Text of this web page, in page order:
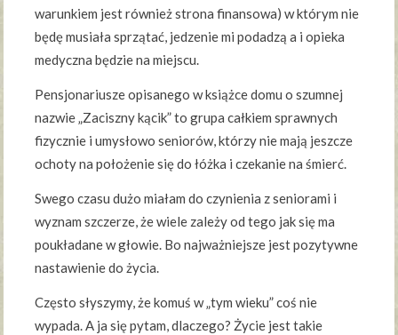
warunkiem jest również strona finansowa) w którym nie
będę musiała sprzątać, jedzenie mi podadzą a i opieka
medyczna będzie na miejscu.
Pensjonariusze opisanego w książce domu o szumnej
nazwie „Zaciszny kącik” to grupa całkiem sprawnych
fizycznie i umysłowo seniorów, którzy nie mają jeszcze
ochoty na położenie się do łóżka i czekanie na śmierć.
Swego czasu dużo miałam do czynienia z seniorami i
wyznam szczerze, że wiele zależy od tego jak się ma
poukładane w głowie. Bo najważniejsze jest pozytywne
nastawienie do życia.
Często słyszymy, że komuś w „tym wieku” coś nie
wypada. A ja się pytam, dlaczego? Życie jest takie